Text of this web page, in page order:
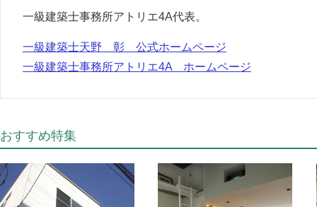
一級建築士事務所アトリエ4A代表。
一級建築士天野 彰 公式ホームページ
一級建築士事務所アトリエ4A ホームページ
おすすめ特集